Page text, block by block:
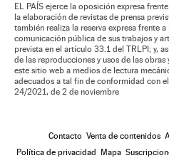
EL PAÍS ejerce la oposición expresa
la elaboración de revistas de prensa
también realiza la reserva expresa frente
comunicación pública de sus trabajos y
prevista en el artículo 33.1 del TRLPI; y,
de las reproducciones y usos de las
este sitio web a medios de lectura
adecuados a tal fin de conformidad con
24/2021, de 2 de noviembre
Contacto Venta de contenidos
Política de privacidad Mapa